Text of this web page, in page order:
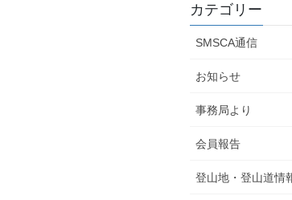
カテゴリー
SMSCA通信
お知らせ
事務局より
会員報告
登山地・登山道情